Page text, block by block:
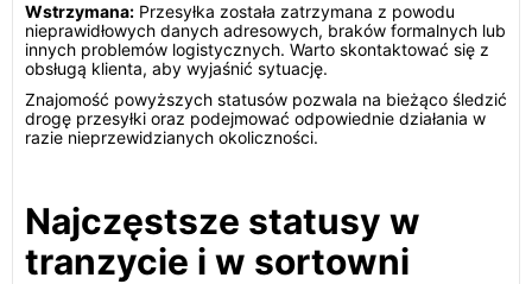
Wstrzymana: Przesyłka została zatrzymana z powodu
nieprawidłowych danych adresowych, braków formalnych lub
innych problemów logistycznych. Warto skontaktować się z
obsługą klienta, aby wyjaśnić sytuację.
Znajomość powyższych statusów pozwala na bieżąco śledzić
drogę przesyłki oraz podejmować odpowiednie działania w
razie nieprzewidzianych okoliczności.
Najczęstsze statusy w
tranzycie i w sortowni